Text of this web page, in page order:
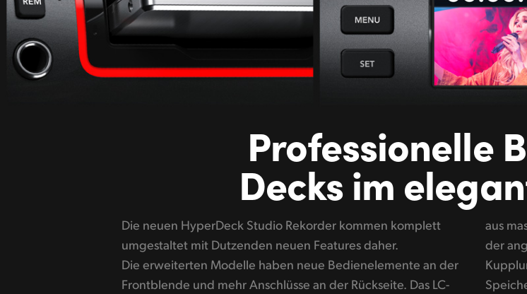
Professionelle
Decks im
Die neuen HyperDeck Studio Rekorder kommen komplett
umgestaltet mit Dutzenden neuen Features daher.
Die erweiterten Modelle haben neue Bedienelemente an der
Frontblende und mehr Anschlüsse an der Rückseite. Das LC-
aus maschiniertem Metall mit weich gummierter Oberfläche,
der angenehm in der Hand liegt. Überdies erinnert die aktive
Kupplung des Suchreglers an klassische MAZen. Duale
Speicherslots ermöglichen den Kartenwechsel bei laufender